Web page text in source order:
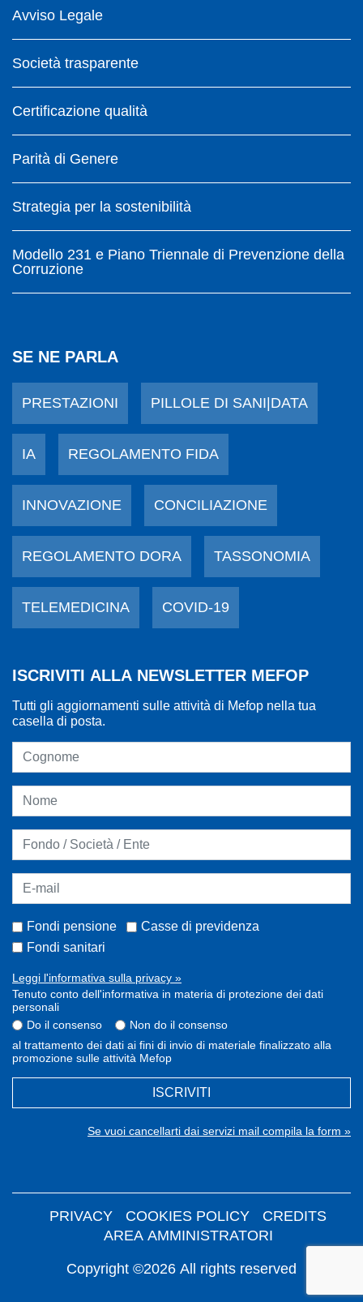
Avviso Legale
Società trasparente
Certificazione qualità
Parità di Genere
Strategia per la sostenibilità
Modello 231 e Piano Triennale di Prevenzione della
Corruzione
SE NE PARLA
PRESTAZIONI PILLOLE DI SANI|DATA
IA REGOLAMENTO FIDA
INNOVAZIONE CONCILIAZIONE
REGOLAMENTO DORA TASSONOMIA
TELEMEDICINA COVID-19
ISCRIVITI ALLA NEWSLETTER MEFOP
Tutti gli aggiornamenti sulle attività di Mefop nella tua
casella di posta.
Fondi pensione
Casse di previdenza
Fondi sanitari
Leggi l'informativa sulla privacy »
Tenuto conto dell'informativa in materia di protezione dei dati
personali
Do il consenso
Non do il consenso
al trattamento dei dati ai fini di invio di materiale finalizzato alla
promozione sulle attività Mefop
ISCRIVITI
Se vuoi cancellarti dai servizi mail compila la form »
Copyright ©2026 All rights reserved
PRIVACY COOKIES POLICY
CREDITS
AREA AMMINISTRATORI